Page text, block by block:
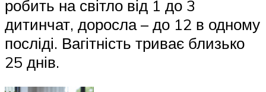
робить на світло від 1 до 3
дитинчат, доросла – до 12 в одному
посліді. Вагітність триває близько
25 днів.